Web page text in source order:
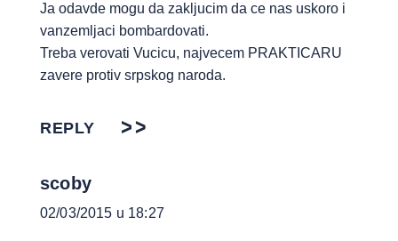
Ja odavde mogu da zakljucim da ce nas uskoro i
vanzemljaci bombardovati.
Treba verovati Vucicu, najvecem PRAKTICARU
zavere protiv srpskog naroda.
REPLY
scoby
02/03/2015 u 18:27